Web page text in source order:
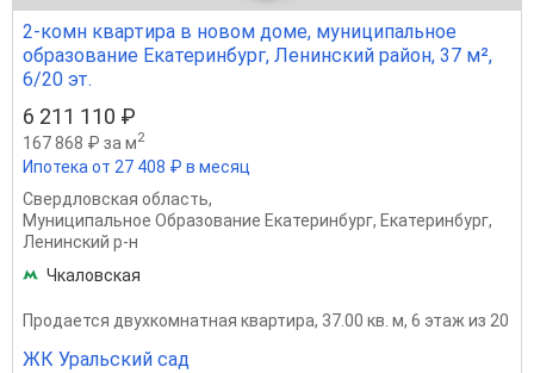
2-комн квартира в новом доме, муниципальное
образование Екатеринбург, Ленинский район, 37 м²,
6/20 эт.
6 211 110 ₽
167 868 ₽ за м2
Ипотека от 27 408 ₽ в месяц
Свердловская область,
Муниципальное Образование Екатеринбург, Екатеринбург,
Ленинский р-н
Чкаловская
Продается двухкомнатная квартира, 37.00 кв. м, 6 этаж из 20
ЖК Уральский сад